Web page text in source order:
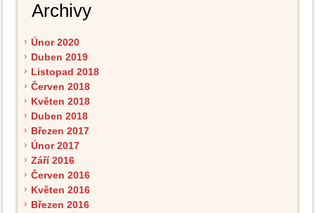
Archivy
Únor 2020
Duben 2019
Listopad 2018
Červen 2018
Květen 2018
Duben 2018
Březen 2017
Únor 2017
Září 2016
Červen 2016
Květen 2016
Březen 2016